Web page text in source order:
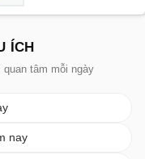
ÍCH
tâm mỗi ngày
nay